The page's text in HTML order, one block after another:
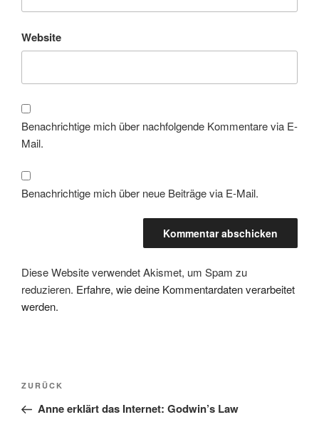
Website
Benachrichtige mich über nachfolgende Kommentare via E-
Mail.
Benachrichtige mich über neue Beiträge via E-Mail.
Diese Website verwendet Akismet, um Spam zu
reduzieren. Erfahre, wie deine Kommentardaten verarbeitet
werden.
Beitragsnavigation
Vorheriger
Beitrag
ZURÜCK
Anne erklärt das Internet: Godwin’s Law